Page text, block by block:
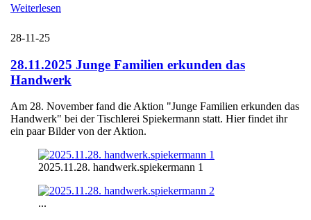
Weiterlesen
28-11-25
28.11.2025 Junge Familien erkunden das
Handwerk
Am 28. November fand die Aktion "Junge Familien erkunden das
Handwerk" bei der Tischlerei Spiekermann statt. Hier findet ihr
ein paar Bilder von der Aktion.
2025.11.28. handwerk.spiekermann 1
...